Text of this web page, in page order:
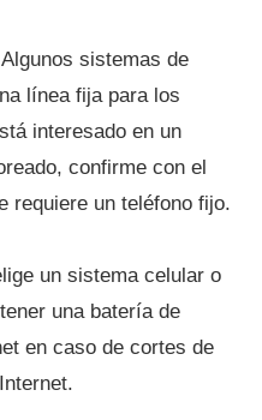
Algunos sistemas de
línea fija para los
interesado en un
confirme con el
requiere un teléfono fijo.
un sistema celular o
una batería de
en caso de cortes de